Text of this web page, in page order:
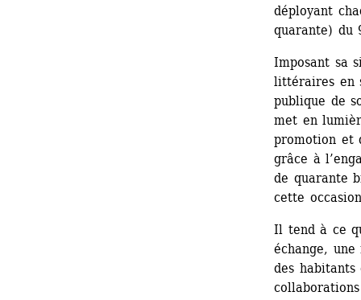
déployant
quarante) du
Imposant sa
littéraires en
publique de
met en
promotion et
grâce à
de quarante
cette
Il tend à ce
échange,
des habitants